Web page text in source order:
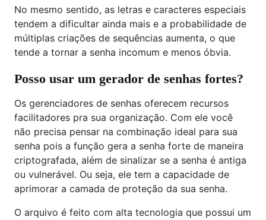
No mesmo sentido, as letras e caracteres especiais
tendem a dificultar ainda mais e a probabilidade de
múltiplas criações de sequências aumenta, o que
tende a tornar a senha incomum e menos óbvia.
Posso usar um gerador de senhas fortes?
Os gerenciadores de senhas oferecem recursos
facilitadores pra sua organização. Com ele você
não precisa pensar na combinação ideal para sua
senha pois a função gera a senha forte de maneira
criptografada, além de sinalizar se a senha é antiga
ou vulnerável. Ou seja, ele tem a capacidade de
aprimorar a camada de proteção da sua senha.
O arquivo é feito com alta tecnologia que possui um